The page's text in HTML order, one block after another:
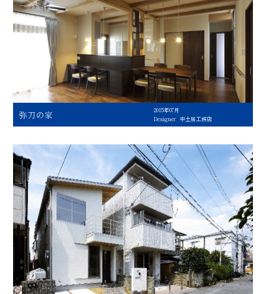
弥刀の家
2015年07月
Designer
中土居工務店